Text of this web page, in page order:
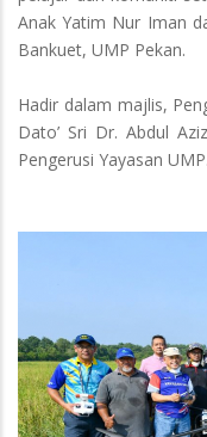
Anak Yatim Nur Iman
Bankuet, UMP Pekan.
Hadir dalam majlis,
Dato’ Sri Dr. Abdul
Pengerusi Yayasan UMP.